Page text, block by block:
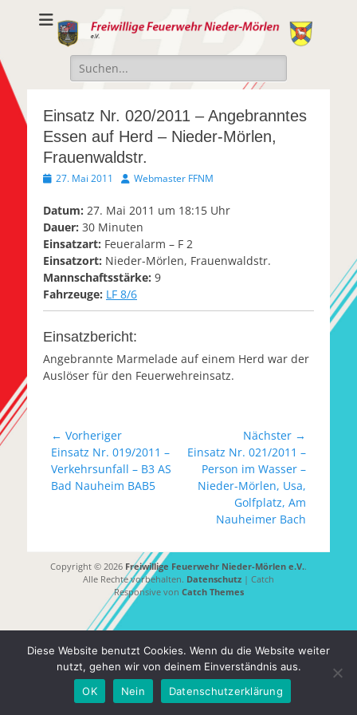
Freiwillige
Feuerwehr Nieder-
Mörlen e.V.
Freiwillige Feuerwehr Nieder-Mörlen e.v.
Suche
nach:
Einsatz Nr. 020/2011 – Angebranntes
Essen auf Herd – Nieder-Mörlen,
Frauenwaldstr.
Veröffentlicht
27. Mai 2011 AutorWebmaster FFNM
Datum: 27. Mai 2011 um 18:15 Uhr
Dauer: 30 Minuten
Einsatzart: Feueralarm – F 2
Einsatzort: Nieder-Mörlen, Frauenwaldstr.
Mannschaftsstärke: 9
Fahrzeuge: LF 8/6
Einsatzbericht:
Angebrannte Marmelade auf einem Herd war der
Auslöser für den Feuerwehreinsatz.
Beitragsnavigation
← Vorheriger
Vorheriger
Beitrag:
Einsatz Nr. 019/2011 –
Verkehrsunfall – B3 AS
Bad Nauheim BAB5
Nächster →
Nächster
Beitrag:
Einsatz Nr. 021/2011 –
Person im Wasser –
Nieder-Mörlen, Usa,
Golfplatz, Am
Nauheimer Bach
Copyright © 2026 Freiwillige Feuerwehr Nieder-Mörlen e.V..
Alle Rechte vorbehalten. Datenschutz | Catch
Responsive von Catch Themes
Diese Website benutzt Cookies. Wenn du die Website weiter
nutzt, gehen wir von deinem Einverständnis aus.
OK
Nein Datenschutzerklärung